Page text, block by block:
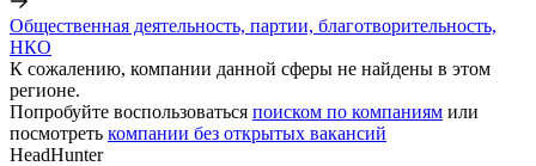
Общественная деятельность, партии, благотворительность,
НКО
К сожалению, компании данной сферы не найдены в этом
регионе.
Попробуйте воспользоваться поиском по компаниям или
посмотреть компании без открытых вакансий
HeadHunter